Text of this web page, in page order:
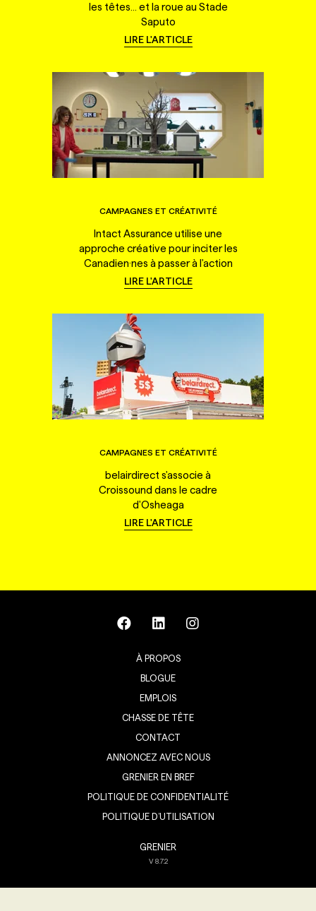
les têtes... et la roue au Stade
Saputo
LIRE L'ARTICLE
CAMPAGNES ET CRÉATIVITÉ
Intact Assurance utilise une
approche créative pour inciter les
Canadien·nes à passer à l'action
LIRE L'ARTICLE
CAMPAGNES ET CRÉATIVITÉ
belairdirect s'associe à
Croissound dans le cadre
d'Osheaga
LIRE L'ARTICLE
À PROPOS
BLOGUE
EMPLOIS
CHASSE DE TÊTE
CONTACT
ANNONCEZ AVEC NOUS
GRENIER EN BREF
POLITIQUE DE CONFIDENTIALITÉ
POLITIQUE D’UTILISATION
GRENIER
V8.7.2